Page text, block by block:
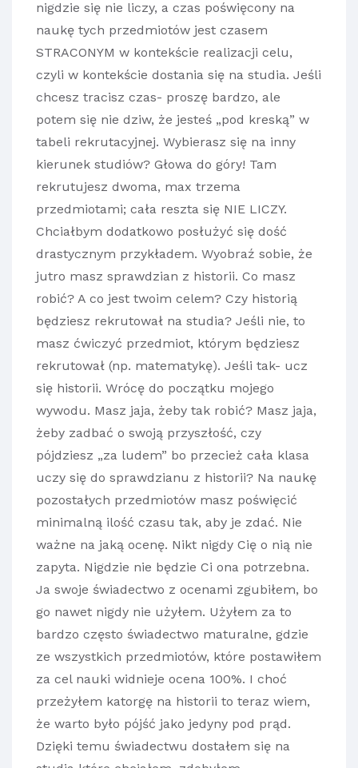
nigdzie się nie liczy, a czas poświęcony na
naukę tych przedmiotów jest czasem
STRACONYM w kontekście realizacji celu,
czyli w kontekście dostania się na studia. Jeśli
chcesz tracisz czas- proszę bardzo, ale
potem się nie dziw, że jesteś „pod kreską” w
tabeli rekrutacyjnej. Wybierasz się na inny
kierunek studiów? Głowa do góry! Tam
rekrutujesz dwoma, max trzema
przedmiotami; cała reszta się NIE LICZY.
Chciałbym dodatkowo posłużyć się dość
drastycznym przykładem. Wyobraź sobie, że
jutro masz sprawdzian z historii. Co masz
robić? A co jest twoim celem? Czy historią
będziesz rekrutował na studia? Jeśli nie, to
masz ćwiczyć przedmiot, którym będziesz
rekrutował (np. matematykę). Jeśli tak- ucz
się historii. Wrócę do początku mojego
wywodu. Masz jaja, żeby tak robić? Masz jaja,
żeby zadbać o swoją przyszłość, czy
pójdziesz „za ludem” bo przecież cała klasa
uczy się do sprawdzianu z historii? Na naukę
pozostałych przedmiotów masz poświęcić
minimalną ilość czasu tak, aby je zdać. Nie
ważne na jaką ocenę. Nikt nigdy Cię o nią nie
zapyta. Nigdzie nie będzie Ci ona potrzebna.
Ja swoje świadectwo z ocenami zgubiłem, bo
go nawet nigdy nie użyłem. Użyłem za to
bardzo często świadectwo maturalne, gdzie
ze wszystkich przedmiotów, które postawiłem
za cel nauki widnieje ocena 100%. I choć
przeżyłem katorgę na historii to teraz wiem,
że warto było pójść jako jedyny pod prąd.
Dzięki temu świadectwu dostałem się na